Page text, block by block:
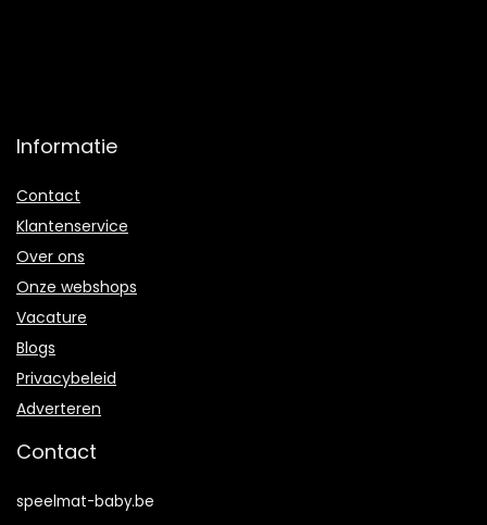
Informatie
Contact
Klantenservice
Over ons
Onze webshops
Vacature
Blogs
Privacybeleid
Adverteren
Contact
speelmat-baby.be